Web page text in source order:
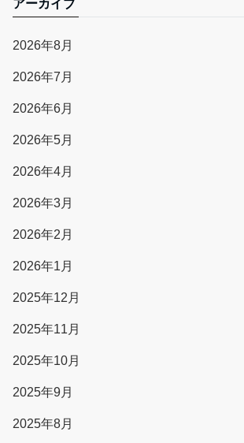
アーカイブ
2026年8月
2026年7月
2026年6月
2026年5月
2026年4月
2026年3月
2026年2月
2026年1月
2025年12月
2025年11月
2025年10月
2025年9月
2025年8月